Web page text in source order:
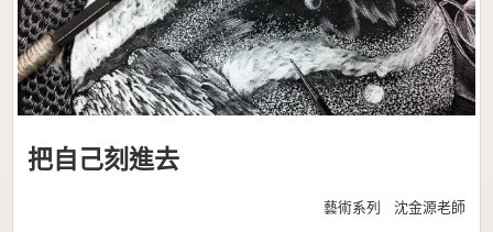
把自己刻進去
藝術系列 沈金源老師